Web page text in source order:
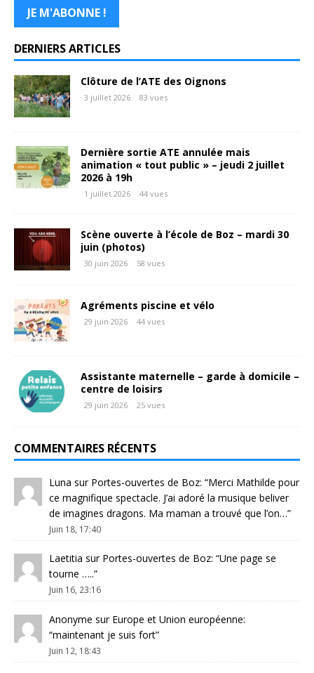
DERNIERS ARTICLES
Clôture de l’ATE des Oignons
3 juillet 2026 83 vues
Dernière sortie ATE annulée mais
animation « tout public » – jeudi 2 juillet
2026 à 19h
1 juillet 2026 44 vues
Scène ouverte à l’école de Boz – mardi 30
juin (photos)
30 juin 2026 58 vues
Agréments piscine et vélo
29 juin 2026 44 vues
Assistante maternelle – garde à domicile –
centre de loisirs
29 juin 2026 25 vues
COMMENTAIRES RÉCENTS
Luna sur Portes-ouvertes de Boz: “Merci Mathilde pour
ce magnifique spectacle. J’ai adoré la musique beliver
de imagines dragons. Ma maman a trouvé que l’on…”
Juin 18, 17:40
Laetitia sur Portes-ouvertes de Boz: “Une page se
tourne …..”
Juin 16, 23:16
Anonyme sur Europe et Union européenne:
“maintenant je suis fort”
Juin 12, 18:43